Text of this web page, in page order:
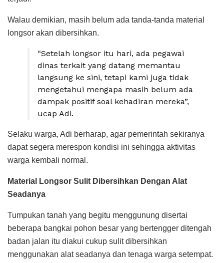
Walau demikian, masih belum ada tanda-tanda material
longsor akan dibersihkan.
“Setelah longsor itu hari, ada pegawai
dinas terkait yang datang memantau
langsung ke sini, tetapi kami juga tidak
mengetahui mengapa masih belum ada
dampak positif soal kehadiran mereka”,
ucap Adi.
Selaku warga, Adi berharap, agar pemerintah sekiranya
dapat segera merespon kondisi ini sehingga aktivitas
warga kembali normal.
Material Longsor Sulit Dibersihkan Dengan Alat
Seadanya
Tumpukan tanah yang begitu menggunung disertai
beberapa bangkai pohon besar yang bertengger ditengah
badan jalan itu diakui cukup sulit dibersihkan
menggunakan alat seadanya dan tenaga warga setempat.